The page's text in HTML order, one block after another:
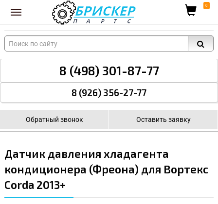
Вход для поставщиков 0
8 (498) 301-87-77
8 (926) 356-27-77
Обратный звонок Оставить заявку
Датчик давления хладагента
кондиционера (Фреона) для Вортекс
Corda 2013+